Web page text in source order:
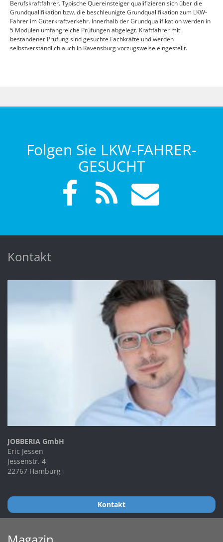
Berufskraftfahrer. Typische Quereinsteiger qualifizieren sich über die
Grundqualifikation bzw. die beschleunigte Grundqualifikation zum LKW-
Fahrer im Güterkraftverkehr. Innerhalb der Grundqualifikation werden in
5 Modulen umfangreiche Prüfungen abgelegt. Kraftfahrer mit
bestandener Prüfung sind gesuchte Fachkräfte und werden
selbstverständlich auch in Ravensburg vorzugsweise eingestellt.
Folgen Sie LKW-FAHRER-
GESUCHT
Kontakt
JOBBERIA GmbH
Eric Jessen
Jessenstr. 4
22767 Hamburg
Kontakt